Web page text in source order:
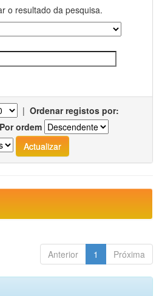
o resultado da pesquisa.
| Ordenar registos por:
Por ordem
Anterior 1 Próxima